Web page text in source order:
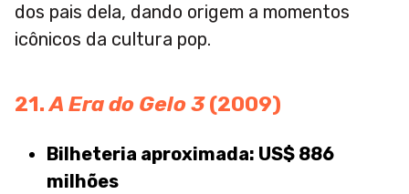
dos pais dela, dando origem a momentos
icônicos da cultura pop.
21.A Era do Gelo 3(2009)
Bilheteria aproximada: US$ 886
milhões